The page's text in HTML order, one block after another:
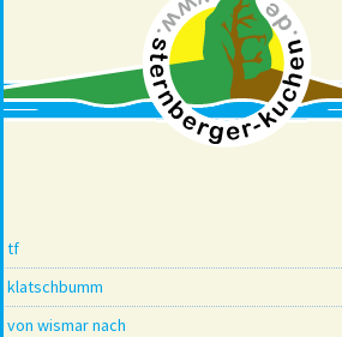
tf
klatschbumm
von wismar nach